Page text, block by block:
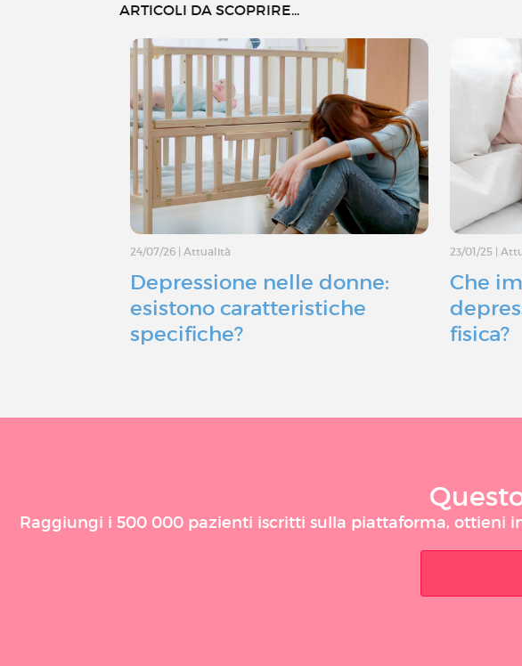
ARTICOLI DA SCOPRIRE...
24/07/26 |Attualità
Depressione nelle donne:
esistono caratteristiche
specifiche?
23/01/25 |
Che
fisica?
Raggiungi i 500 000 pazienti iscritti sulla piattaforma, ottieni